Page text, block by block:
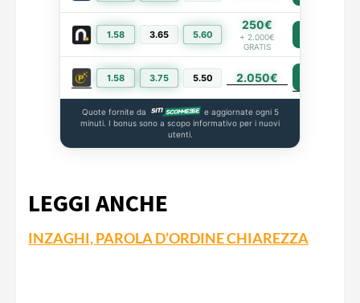
1.58 3.65 5.60
250€
+ 2.000€
GRATIS
1.58 3.75 5.50 2.050€
Quote fornite da
e aggiornate ogni 5
minuti. I bonus sono a scopo informativo per i nuovi
utenti.
LEGGI ANCHE
INZAGHI, PAROLA D’ORDINE CHIAREZZA